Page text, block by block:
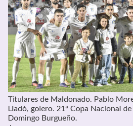
Titulares de Maldonado. Pablo
Lladó, golero. 21ª Copa Nacional
Domingo Burgueño.